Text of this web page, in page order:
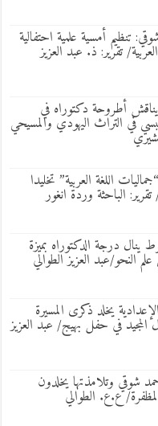
تنظيم أمسية علمية احتفالية
تقرير: ذ. عبد العزيز
أطروحة دكتوراه في
في التراث اليهودي والمسيحي
اللغة العربية” تخليدا
تقرير: الباحثة وردة انغور
ينال درجة الدكتوراه بميزة
عبد العزيز الطوالي
يخلد ذكرى المسيرة
المجيد في حفل بهيج/ عبد العزيز
شوقي وتلامذتها يخلدون
ع.ع. الطوالي